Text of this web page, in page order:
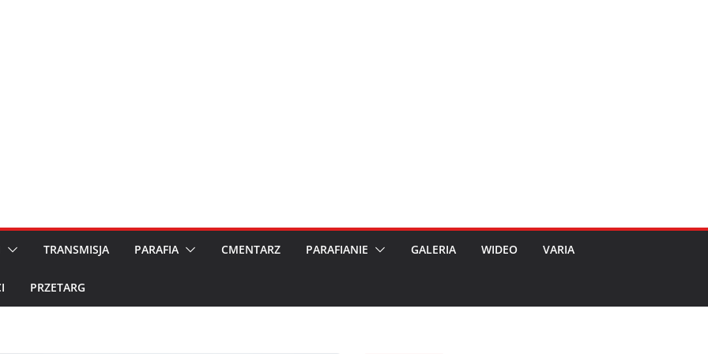
TRANSMISJA PARAFIA CMENTARZ PARAFIANIE GALERIA WIDEO VARIA
PRZETARG